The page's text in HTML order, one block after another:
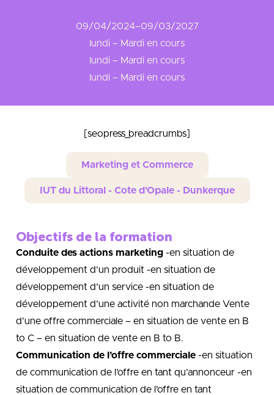
09/04/2024–09/03/2027
lundi – Mardi en cours
lundi – Mardi en cours
lundi – Mardi en cours
[seopress_breadcrumbs]
Marketing et Commerce
IUT du Littoral - Cote d'Opale - Dunkerque
Objectifs de la formation
Conduite des actions marketing -en situation de
développement d’un produit -en situation de
développement d’un service -en situation de
développement d’une activité non marchande Vente
d’une offre commerciale – en situation de vente en B
to C – en situation de vente en B to B.
Communication de l’offre commerciale -en situation
de communication de l’offre en tant qu’annonceur -en
situation de communication de l’offre en tant